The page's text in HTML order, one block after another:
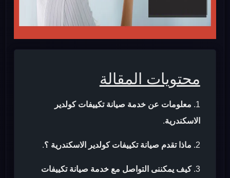
محتويات المقالة
معلومات عن خدمة صيانة تكييفات كولدير
الاسكندرية.
ماذا تقدم صيانة تكييفات كولدير الاسكندرية ؟.
كيف يمكننى التواصل مع خدمة صيانة تكييفات